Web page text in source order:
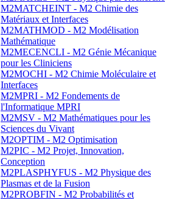
M2MATCHEINT - M2 Chimie des
Matériaux et Interfaces
M2MATHMOD - M2 Modélisation
Mathématique
M2MECENCLI - M2 Génie Mécanique
pour les Cliniciens
M2MOCHI - M2 Chimie Moléculaire et
Interfaces
M2MPRI - M2 Fondements de
l'Informatique MPRI
M2MSV - M2 Mathématiques pour les
Sciences du Vivant
M2OPTIM - M2 Optimisation
M2PIC - M2 Projet, Innovation,
Conception
M2PLASPHYFUS - M2 Physique des
Plasmas et de la Fusion
M2PROBFIN - M2 Probabilités et